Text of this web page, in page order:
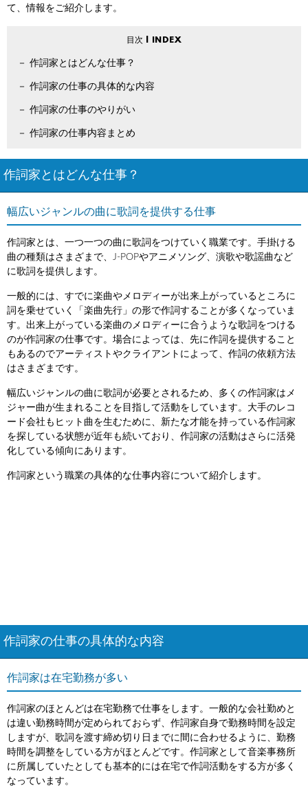
て、情報をご紹介します。
作詞家とはどんな仕事？
作詞家の仕事の具体的な内容
作詞家の仕事のやりがい
作詞家の仕事内容まとめ
作詞家とはどんな仕事？
幅広いジャンルの曲に歌詞を提供する仕事
作詞家とは、一つ一つの曲に歌詞をつけていく職業です。手掛ける
曲の種類はさまざまで、J-POPやアニメソング、演歌や歌謡曲など
に歌詞を提供します。
一般的には、すでに楽曲やメロディーが出来上がっているところに
詞を乗せていく「楽曲先行」の形で作詞することが多くなっていま
す。出来上がっている楽曲のメロディーに合うような歌詞をつける
のが作詞家の仕事です。場合によっては、先に作詞を提供すること
もあるのでアーティストやクライアントによって、作詞の依頼方法
はさまざまです。
幅広いジャンルの曲に歌詞が必要とされるため、多くの作詞家はメ
ジャー曲が生まれることを目指して活動をしています。大手のレコ
ード会社もヒット曲を生むために、新たな才能を持っている作詞家
を探している状態が近年も続いており、作詞家の活動はさらに活発
化している傾向にあります。
作詞家という職業の具体的な仕事内容について紹介します。
作詞家の仕事の具体的な内容
作詞家は在宅勤務が多い
作詞家のほとんどは在宅勤務で仕事をします。一般的な会社勤めと
は違い勤務時間が定められておらず、作詞家自身で勤務時間を設定
しますが、歌詞を渡す締め切り日までに間に合わせるように、勤務
時間を調整をしている方がほとんどです。作詞家として音楽事務所
に所属していたとしても基本的には在宅で作詞活動をする方が多く
なっています。